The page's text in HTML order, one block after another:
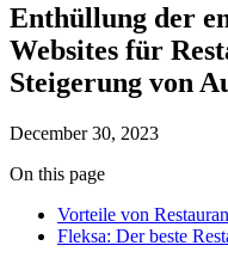
Enthüllung der
Websites für
Steigerung von
December 30, 2023
On this page
Vorteile von
Fleksa: Der beste